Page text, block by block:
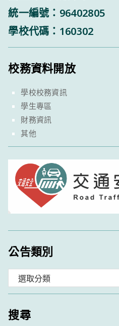
統一編號：96402805
學校代碼：160302
校務資料開放
學校校務資訊
學生專區
財務資訊
其他
公告類別
類
搜尋